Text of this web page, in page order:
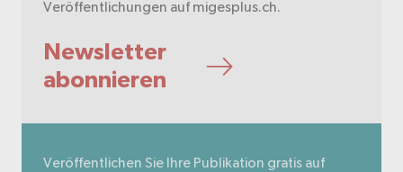
Veröffentlichungen auf migesplus.ch.
Newsletter
abonnieren
Veröffentlichen Sie Ihre Publikation gratis auf